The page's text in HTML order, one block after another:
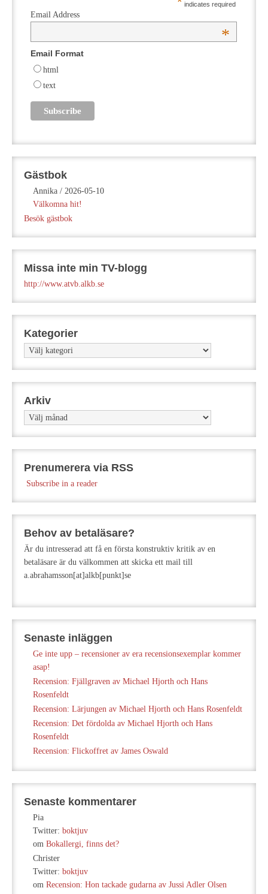
indicates required
Email Address
*
Email Format
html
text
Gästbok
Annika / 2026-05-10
Välkomna hit!
Besök gästbok
Missa inte min TV-blogg
http://www.atvb.alkb.se
Kategorier
Kategorier
Arkiv
Arkiv
Prenumerera via RSS
Subscribe in a reader
Behov av betaläsare?
Är du intresserad att få en första konstruktiv kritik av en
betaläsare är du välkommen att skicka ett mail till
a.abrahamsson[at]alkb[punkt]se
Senaste inläggen
Ge inte upp – recensioner av era recensionsexemplar kommer
asap!
Recension: Fjällgraven av Michael Hjorth och Hans
Rosenfeldt
Recension: Lärjungen av Michael Hjorth och Hans Rosenfeldt
Recension: Det fördolda av Michael Hjorth och Hans
Rosenfeldt
Recension: Flickoffret av James Oswald
Senaste kommentarer
Pia
Twitter: boktjuv
om Bokallergi, finns det?
Christer
Twitter: boktjuv
om Recension: Hon tackade gudarna av Jussi Adler Olsen